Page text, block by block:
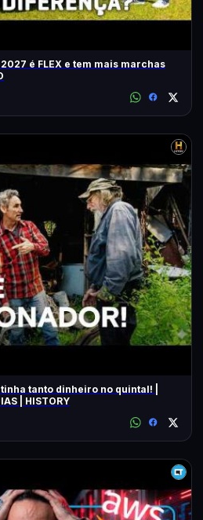
2027 é FLEX e tem mais marchas
tanto dinheiro no quintal! |
| HISTORY